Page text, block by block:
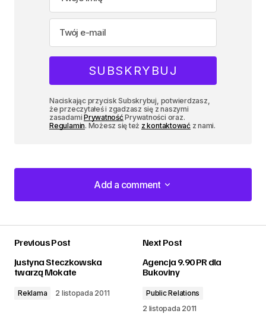
Naciskając przycisk Subskrybuj, potwierdzasz,
że przeczytałeś i zgadzasz się z naszymi
zasadamiPrywatnośćPrywatności oraz.
Regulamin. Możesz się też z kontaktowaćz nami.
Add a comment
Add a comment
Previous Post
Justyna Steczkowska
twarzą Mokate
Reklama 2 listopada 2011
Next Post
Agencja 9.90 PR dla
Bukoviny
Public Relations
2 listopada 2011